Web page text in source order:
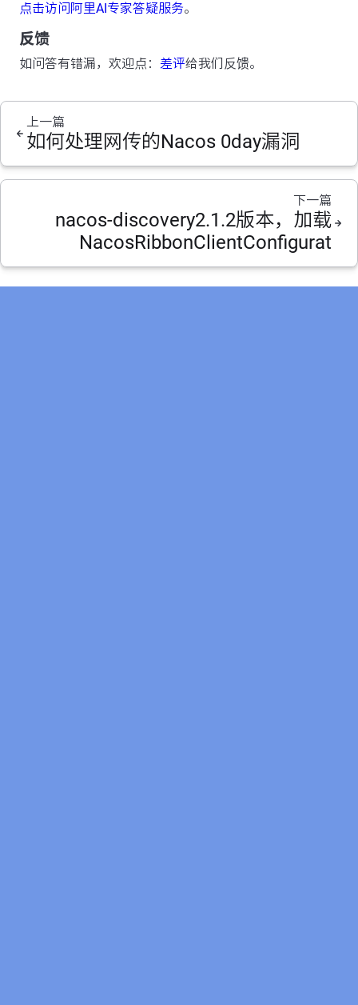
点击访问阿里AI专家答疑服务。
反馈
如问答有错漏，欢迎点： 差评给我们反馈。
上一篇
如何处理网传的Nacos 0day漏洞
下一篇
nacos-discovery2.1.2版本，加载
NacosRibbonClientConfigurat